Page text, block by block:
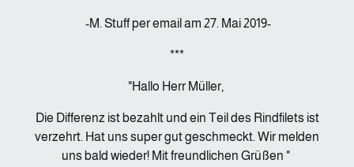
-M. Stuff per email am 27. Mai 2019-
***
"Hallo Herr Müller,
Die Differenz ist bezahlt und ein Teil des Rindfilets ist
verzehrt. Hat uns super gut geschmeckt. Wir melden
uns bald wieder! Mit freundlichen Grüßen "